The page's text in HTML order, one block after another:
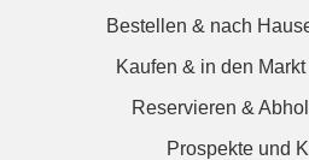
Bestellen & nach
Kaufen & in den
Reservieren &
Prospekte und